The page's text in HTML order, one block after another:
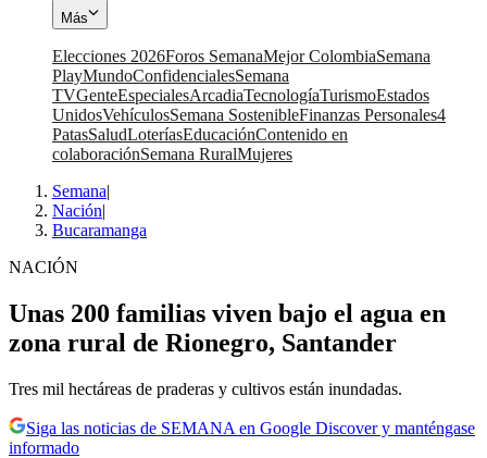
Más
Elecciones 2026Foros SemanaMejor ColombiaSemana
PlayMundoConfidencialesSemana
TVGenteEspecialesArcadiaTecnologíaTurismoEstados
UnidosVehículosSemana SostenibleFinanzas Personales4
PatasSaludLoteríasEducaciónContenido en
colaboraciónSemana RuralMujeres
Semana|
Nación|
Bucaramanga
NACIÓN
Unas 200 familias viven bajo el agua en
zona rural de Rionegro, Santander
Tres mil hectáreas de praderas y cultivos están inundadas.
Siga las noticias de SEMANA en Google Discover y manténgase
informado